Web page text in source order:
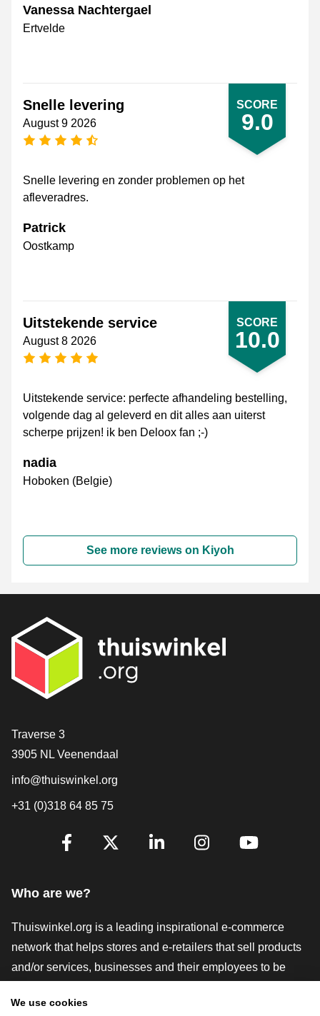
Vanessa Nachtergael
Ertvelde
SCORE
9.0
Snelle levering
August 9 2026
4.5 stars
Snelle levering en zonder problemen op het
afleveradres.
Patrick
Oostkamp
SCORE
10.0
Uitstekende service
August 8 2026
5 stars
Uitstekende service: perfecte afhandeling bestelling,
volgende dag al geleverd en dit alles aan uiterst
scherpe prijzen! ik ben Deloox fan ;-)
nadia
Hoboken (Belgie)
See more reviews on Kiyoh
Contact
Traverse 3
3905 NL Veenendaal
info@thuiswinkel.org
+31 (0)318 64 85 75
Are you already following us?
Who are we?
Thuiswinkel.org is a leading inspirational e-commerce
network that helps stores and e-retailers that sell products
and/or services, businesses and their employees to be
with various trustmarks, Thuiswinkel Reviews, legal tools
We use cookies